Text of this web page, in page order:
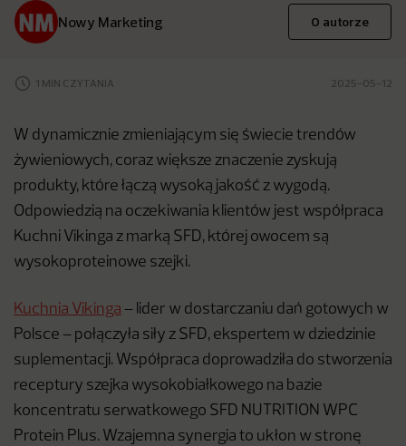
Nowy Marketing O autorze
1 MIN CZYTANIA 2025-05-12
W dynamicznie zmieniającym się świecie trendów
żywieniowych, coraz większe znaczenie zyskują
produkty, które łączą wysoką jakość z wygodą.
Odpowiedzią na oczekiwania klientów jest współpraca
Kuchni Vikinga z marką SFD, której owocem są
wysokoproteinowe szejki.
Kuchnia Vikinga – lider w dostarczaniu dań gotowych w
Polsce – połączyła siły z SFD, ekspertem w dziedzinie
suplementacji. Współpraca doprowadziła do stworzenia
receptury szejka wysokobiałkowego na bazie
koncentratu serwatkowego SFD NUTRITION WPC
Protein Plus. Wzajemna synergia to ukłon w stronę